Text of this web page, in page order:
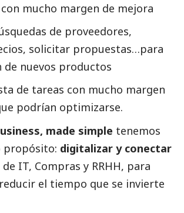
mucho margen de mejora
de proveedores,
solicitar propuestas…para
de nuevos productos
de tareas con mucho margen
podrían optimizarse.
made simple tenemos
propósito: digitalizar y conectar
de IT, Compras y RRHH, para
el tiempo que se invierte